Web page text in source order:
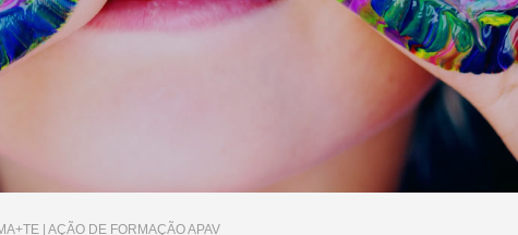
| AÇÃO DE FORMAÇÃO APAV